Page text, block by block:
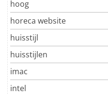
hoog
horeca website
huisstijl
huisstijlen
imac
intel